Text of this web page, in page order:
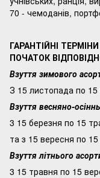
70 - чемоданів,
ГАРАНТІЙНІ
ПОЧАТОК
Взуття зимового
З 15 листопада по 15
Взуття весняно-
3 15 березня по 15
та з 15 вересня по
Взуття літнього
3 15 травня по 15